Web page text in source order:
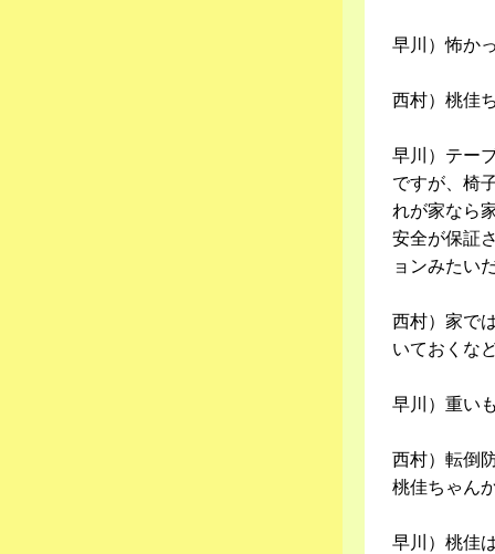
早川）怖か
西村）桃佳
早川）テー
ですが、椅
れが家なら
安全が保証
ョンみたい
西村）家で
いておくな
早川）重い
西村）転倒
桃佳ちゃん
早川）桃佳